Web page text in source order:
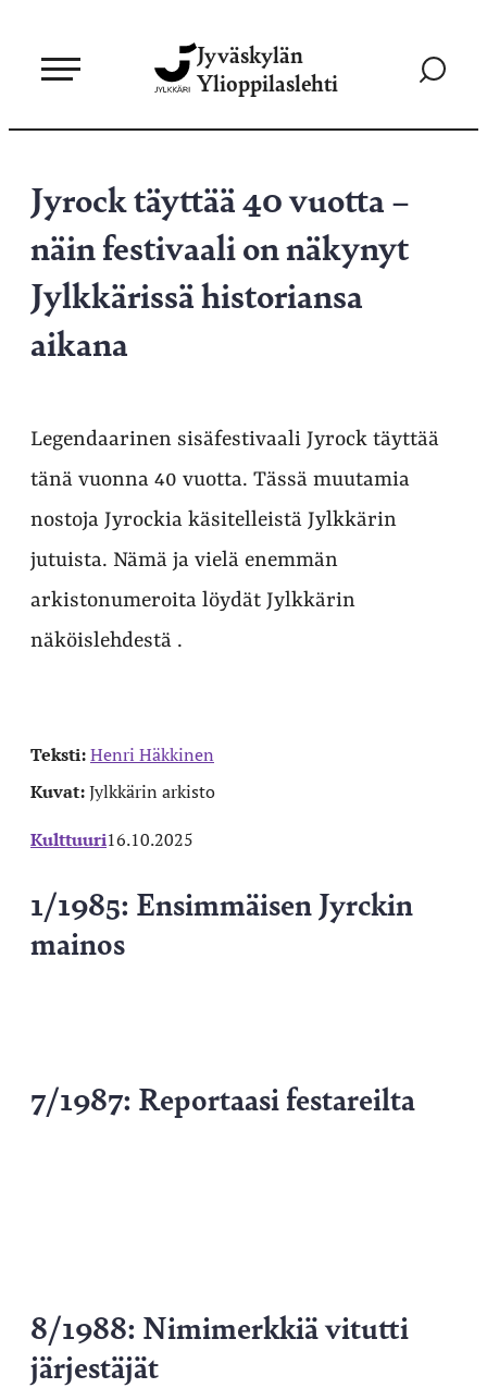
sisältöön
Jyväskylän
Ylioppilaslehti
Siirry
Jyrock täyttää 40 vuotta –
näin festivaali on näkynyt
Jylkkärissä historiansa
aikana
Legendaarinen sisäfestivaali Jyrock täyttää
tänä vuonna 40 vuotta. Tässä muutamia
nostoja Jyrockia käsitelleistä Jylkkärin
jutuista. Nämä ja vielä enemmän
arkistonumeroita löydät Jylkkärin
näköislehdestä .
Teksti:Henri Häkkinen
Kuvat:Jylkkärin arkisto
Kulttuuri16.10.2025
1/1985: Ensimmäisen Jyrckin
mainos
7/1987: Reportaasi festareilta
8/1988: Nimimerkkiä vitutti
järjestäjät